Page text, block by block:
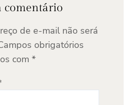
comentário
de e-mail não será
obrigatórios
com *